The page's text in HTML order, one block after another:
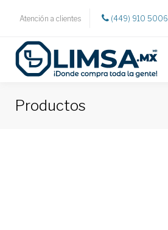
Atención a clientes (449) 910 5006
Productos